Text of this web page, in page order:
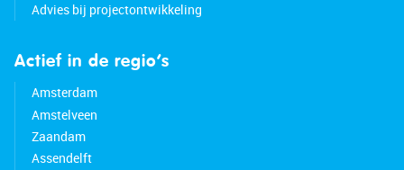
Advies bij projectontwikkeling
Actief in de regio’s
Amsterdam
Amstelveen
Zaandam
Assendelft